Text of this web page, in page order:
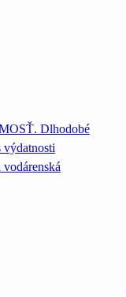
Dlhodobé
výdatnosti